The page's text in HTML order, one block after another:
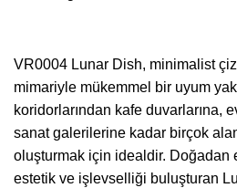
VR0004 Lunar Dish, minimalist
mimariyle mükemmel bir uyum
koridorlarından kafe duvarlarına,
sanat galerilerine kadar birçok
oluşturmak için idealdir. Doğadan
estetik ve işlevselliği buluşturan